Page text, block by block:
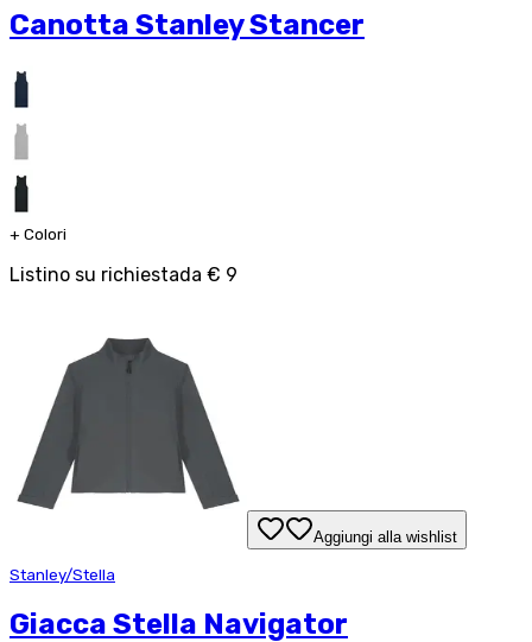
Canotta Stanley Stancer
+ Colori
Listino su richiestada € 9
Aggiungi alla wishlist
Stanley/Stella
Giacca Stella Navigator